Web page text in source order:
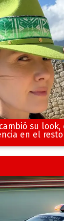
su
en el